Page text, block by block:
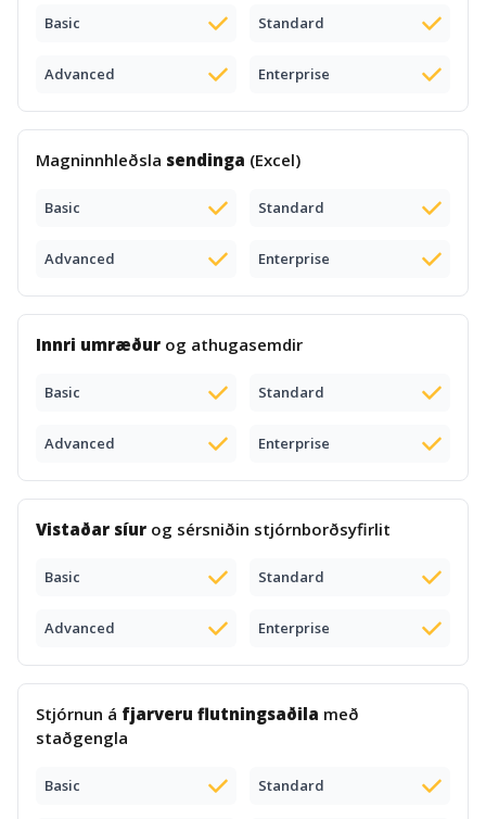
Basic Standard
Advanced Enterprise
Magninnhleðsla sendinga (Excel)
Basic Standard
Advanced Enterprise
Innri umræður og athugasemdir
Basic Standard
Advanced Enterprise
Vistaðar síur og sérsniðin stjórnborðsyfirlit
Basic Standard
Advanced Enterprise
Stjórnun á fjarveru flutningsaðila með
staðgengla
Basic Standard